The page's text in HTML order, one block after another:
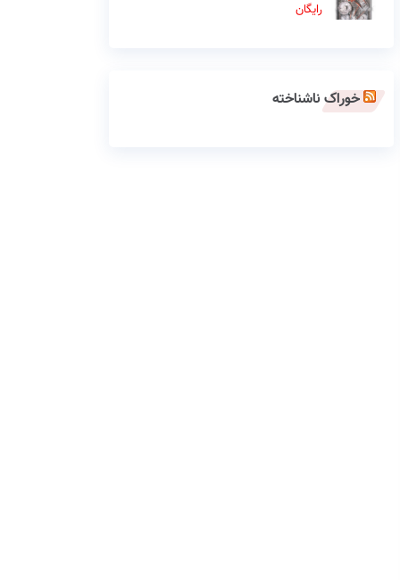
رایگان
خوراک ناشناخته